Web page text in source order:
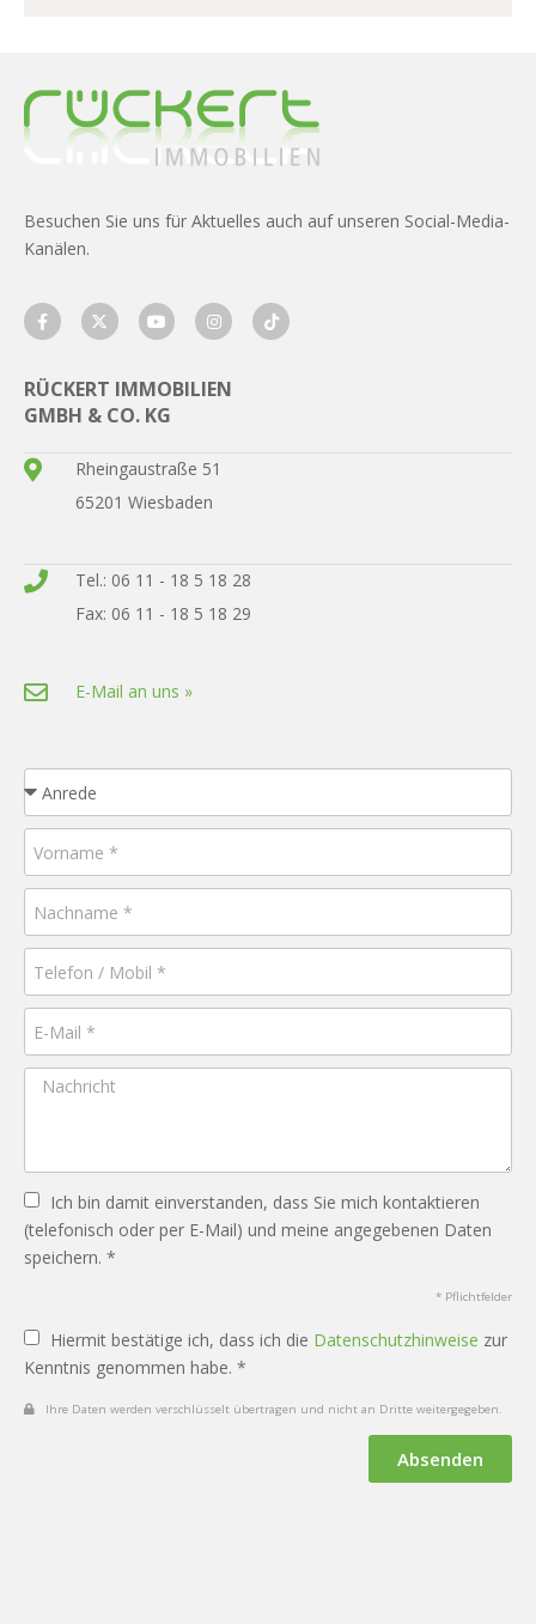
Besuchen Sie uns für Aktuelles auch auf unseren Social-Media-
Kanälen.
RÜCKERT IMMOBILIEN
GMBH & CO. KG
Rheingaustraße 51
65201 Wiesbaden
Tel.: 06 11 - 18 5 18 28
Fax: 06 11 - 18 5 18 29
E-Mail an uns »
Ich bin damit einverstanden, dass Sie mich kontaktieren
(telefonisch oder per E-Mail) und meine angegebenen Daten
speichern. *
* Pflichtfelder
Hiermit bestätige ich, dass ich die Datenschutzhinweise zur
Kenntnis genommen habe. *
Ihre Daten werden verschlüsselt übertragen und nicht an Dritte weitergegeben.
Absenden